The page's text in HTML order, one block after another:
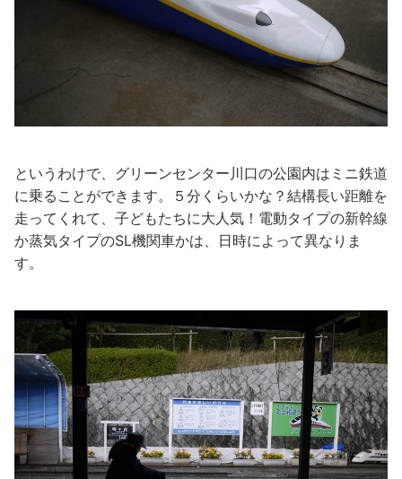
というわけで、グリーンセンター川口の公園内はミニ鉄道
に乗ることができます。５分くらいかな？結構長い距離を
走ってくれて、子どもたちに大人気！電動タイプの新幹線
か蒸気タイプのSL機関車かは、日時によって異なりま
す。